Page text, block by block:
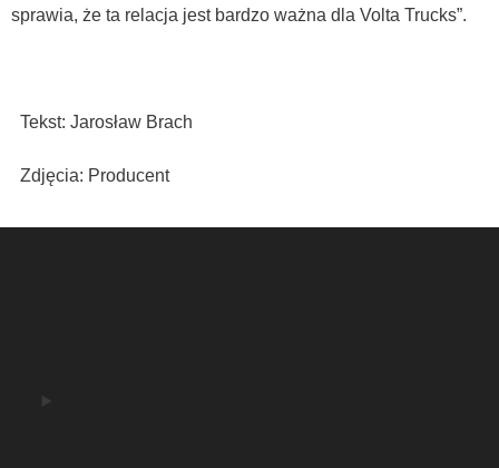
sprawia, że ta relacja jest bardzo ważna dla Volta Trucks”.
Tekst: Jarosław Brach
Zdjęcia: Producent